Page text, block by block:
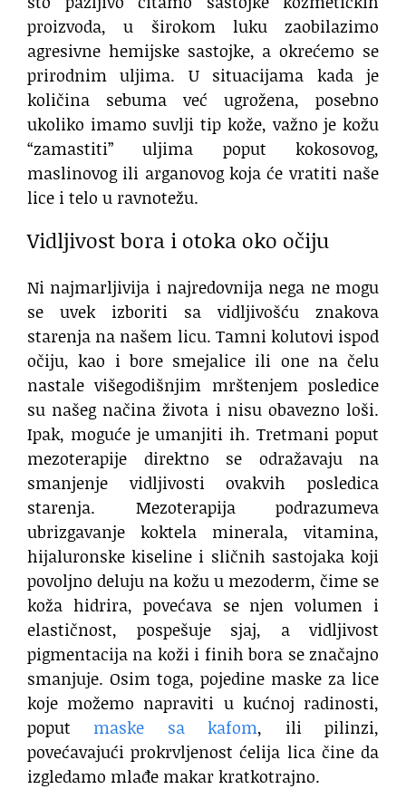
proizvoda, u širokom luku zaobilazimo
agresivne hemijske sastojke, a okrećemo se
prirodnim uljima. U situacijama kada je
količina sebuma već ugrožena, posebno
ukoliko imamo suvlji tip kože, važno je kožu
“zamastiti” uljima poput kokosovog,
maslinovog ili arganovog koja će vratiti naše
lice i telo u ravnotežu.
Vidljivost bora i otoka oko očiju
Ni najmarljivija i najredovnija nega ne mogu
se uvek izboriti sa vidljivošću znakova
starenja na našem licu. Tamni kolutovi ispod
očiju, kao i bore smejalice ili one na čelu
nastale višegodišnjim mrštenjem posledice
su našeg načina života i nisu obavezno loši.
Ipak, moguće je umanjiti ih. Tretmani poput
mezoterapije direktno se odražavaju na
smanjenje vidljivosti ovakvih posledica
starenja. Mezoterapija podrazumeva
ubrizgavanje koktela minerala, vitamina,
hijaluronske kiseline i sličnih sastojaka koji
povoljno deluju na kožu u mezoderm, čime se
koža hidrira, povećava se njen volumen i
elastičnost, pospešuje sjaj, a vidljivost
pigmentacija na koži i finih bora se značajno
smanjuje. Osim toga, pojedine maske za lice
koje možemo napraviti u kućnoj radinosti,
poput maske sa kafom, ili pilinzi,
povećavajući prokrvljenost ćelija lica čine da
izgledamo mlađe makar kratkotrajno.